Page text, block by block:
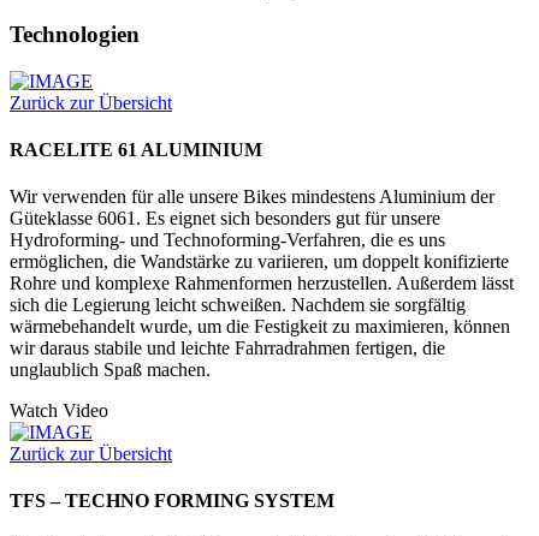
Technologien
Zurück zur Übersicht
RACELITE 61 ALUMINIUM
Wir verwenden für alle unsere Bikes mindestens Aluminium der
Güteklasse 6061. Es eignet sich besonders gut für unsere
Hydroforming- und Technoforming-Verfahren, die es uns
ermöglichen, die Wandstärke zu variieren, um doppelt konifizierte
Rohre und komplexe Rahmenformen herzustellen. Außerdem lässt
sich die Legierung leicht schweißen. Nachdem sie sorgfältig
wärmebehandelt wurde, um die Festigkeit zu maximieren, können
wir daraus stabile und leichte Fahrradrahmen fertigen, die
unglaublich Spaß machen.
Watch Video
Zurück zur Übersicht
TFS – TECHNO FORMING SYSTEM